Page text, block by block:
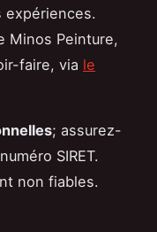
expériences.
Minos Peinture,
faire, via le
; assurez-
SIRET.
non fiables.